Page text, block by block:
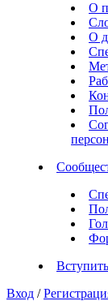
О
О
Вход /